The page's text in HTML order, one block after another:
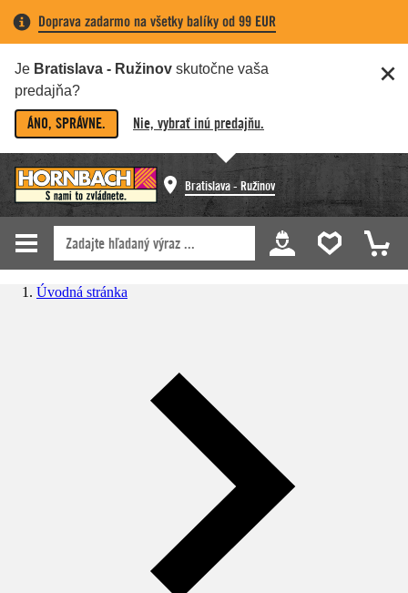
Doprava zadarmo na všetky balíky od 99 EUR
Je Bratislava - Ružinov skutočne vaša
predajňa?
ÁNO, SPRÁVNE. Nie, vybrať inú predajňu.
Bratislava - Ružinov
Úvodná stránka